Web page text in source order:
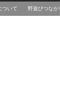
ついて 野遊びつなが